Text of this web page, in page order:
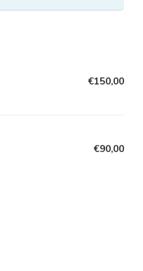
€150,00
€90,00